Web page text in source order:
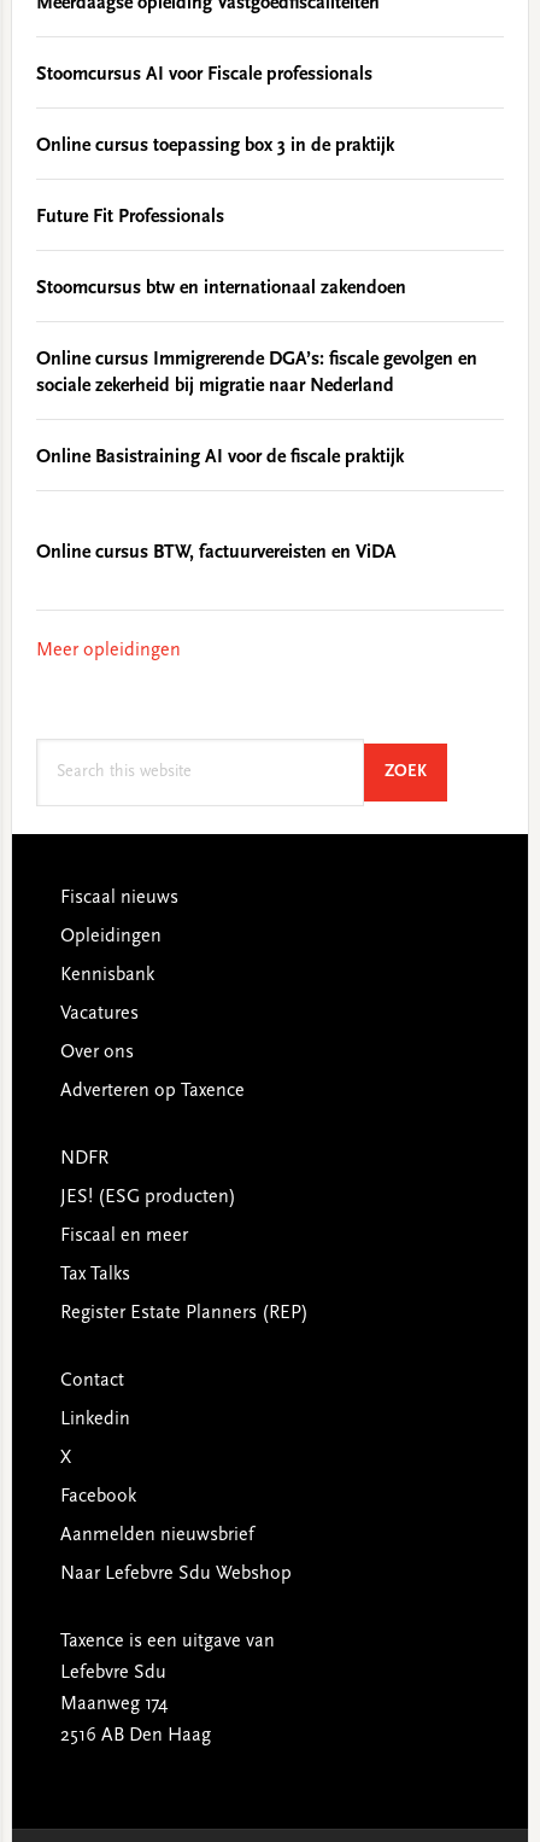
Stoomcursus AI voor Fiscale professionals
Online cursus toepassing box 3 in de praktijk
Future Fit Professionals
Stoomcursus btw en internationaal zakendoen
Online cursus Immigrerende DGA’s: fiscale gevolgen en
sociale zekerheid bij migratie naar Nederland
Online Basistraining AI voor de fiscale praktijk
Online cursus BTW, factuurvereisten en ViDA
Meer opleidingen
ZOEKSEARCH
Footer
Fiscaal nieuws
Opleidingen
Kennisbank
Vacatures
Over ons
Adverteren op Taxence
NDFR
JES! (ESG producten)
Fiscaal en meer
Tax Talks
Register Estate Planners (REP)
Contact
Linkedin
X
Facebook
Aanmelden nieuwsbrief
Naar Lefebvre Sdu Webshop
Taxence is een uitgave van
Lefebvre Sdu
Maanweg 174
2516 AB Den Haag